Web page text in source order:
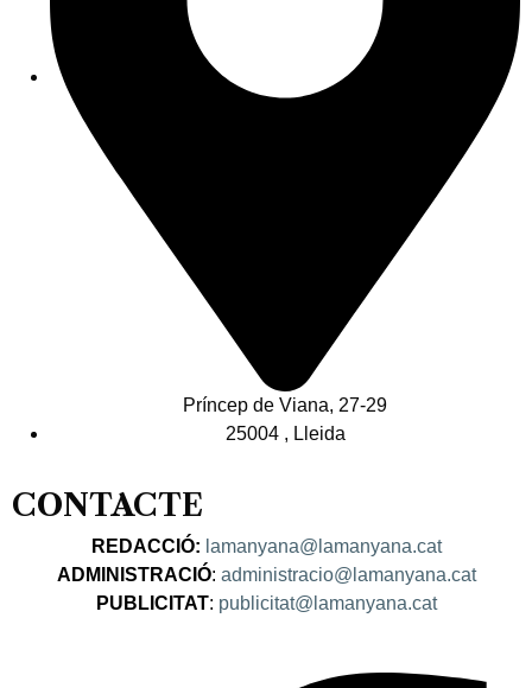
Príncep de Viana, 27-29
25004 , Lleida
CONTACTE
REDACCIÓ: lamanyana@lamanyana.cat
ADMINISTRACIÓ: administracio@lamanyana.cat
PUBLICITAT: publicitat@lamanyana.cat